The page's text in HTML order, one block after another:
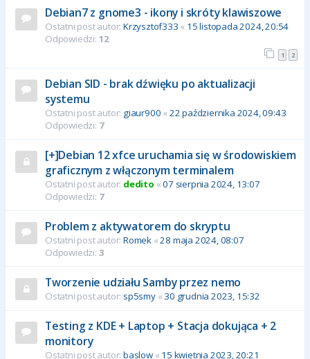
Debian7 z gnome3 - ikony i skróty klawiszowe
Ostatni post autor: Krzysztof333 « 15 listopada 2024, 20:54
Odpowiedzi: 12
1 2
Debian SID - brak dźwięku po aktualizacji
systemu
Ostatni post autor: giaur900 « 22 października 2024, 09:43
Odpowiedzi: 7
[+]Debian 12 xfce uruchamia się w środowiskiem
graficznym z włączonym terminalem
Ostatni post autor: dedito «07 sierpnia 2024, 13:07
Odpowiedzi: 7
Problem z aktywatorem do skryptu
Ostatni post autor: Romek «28 maja 2024, 08:07
Odpowiedzi: 3
Tworzenie udziału Samby przez nemo
Ostatni post autor: sp5smy« 30 grudnia 2023, 15:32
Testing z KDE + Laptop + Stacja dokująca + 2
monitory
Ostatni post autor: baslow« 15 kwietnia 2023, 20:21